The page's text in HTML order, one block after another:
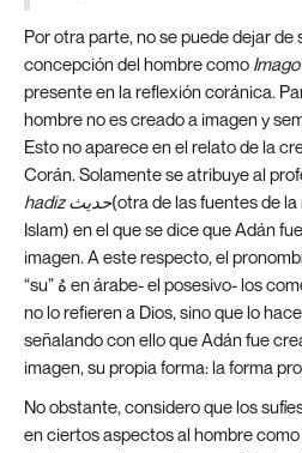
Por otra parte, no se puede dejar de
concepción del hombre como
presente en la reflexión coránica.
hombre no es creado a imagen y
Esto no aparece en el relato de la
Corán. Solamente se atribuye al
hadiz حديث(otra de las fuentes de
Islam) en el que se dice que Adán
imagen. A este respecto, el
“su” هُ en árabe- el posesivo- los comentaristas árabes
no lo refieren a Dios, sino que lo
señalando con ello que Adán fue
imagen, su propia forma: la forma
No obstante, considero que los
en ciertos aspectos al hombre como